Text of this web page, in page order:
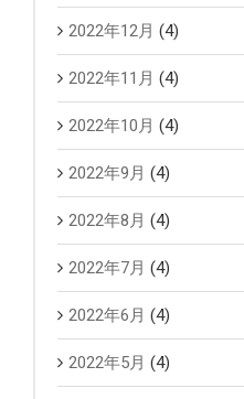
2022年12月 (4)
2022年11月 (4)
2022年10月 (4)
2022年9月 (4)
2022年8月 (4)
2022年7月 (4)
2022年6月 (4)
2022年5月 (4)